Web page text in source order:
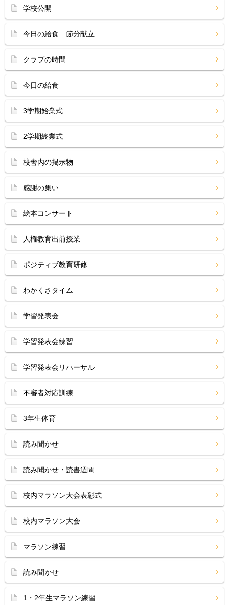
学校公開
今日の給食 節分献立
クラブの時間
今日の給食
3学期始業式
2学期終業式
校舎内の掲示物
感謝の集い
絵本コンサート
人権教育出前授業
ポジティブ教育研修
わかくさタイム
学習発表会
学習発表会練習
学習発表会リハーサル
不審者対応訓練
3年生体育
読み聞かせ
読み聞かせ・読書週間
校内マラソン大会表彰式
校内マラソン大会
マラソン練習
読み聞かせ
1・2年生マラソン練習